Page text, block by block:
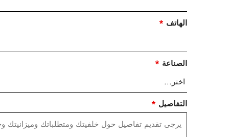
الهاتف *
الصناعة *
التفاصيل *